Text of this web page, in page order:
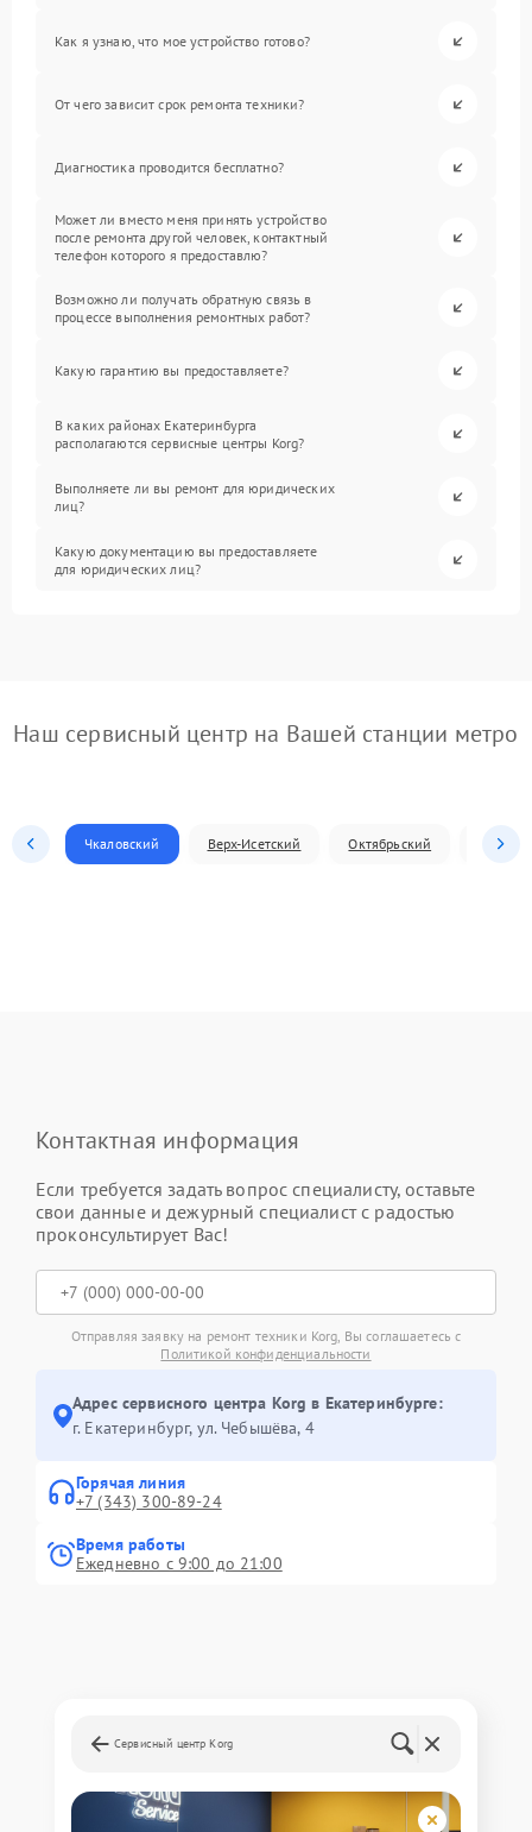
Как я узнаю, что мое устройство готово?
От чего зависит срок ремонта техники?
Диагностика проводится бесплатно?
Может ли вместо меня принять устройство
после ремонта другой человек, контактный
телефон которого я предоставлю?
Возможно ли получать обратную связь в
процессе выполнения ремонтных работ?
Какую гарантию вы предоставляете?
В каких районах Екатеринбурга
располагаются сервисные центры Korg?
Выполняете ли вы ремонт для юридических
лиц?
Какую документацию вы предоставляете
для юридических лиц?
Наш сервисный центр на Вашей станции метро
Чкаловский Верх-Исетский Октябрьский
Контактная информация
Если требуется задать вопрос специалисту, оставьте
свои данные и дежурный специалист с радостью
проконсультирует Вас!
Отправляя заявку на ремонт техники Korg, Вы соглашаетесь с
Политикой конфиденциальности
Адрес сервисного центра Korg в Екатеринбурге:
г. Екатеринбург, ул. Чебышёва, 4
Горячая линия
+7 (343) 300-89-24
Время работы
Ежедневно с 9:00 до 21:00
Сервисный центр Korg